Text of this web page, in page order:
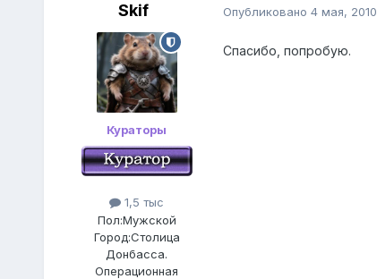
Skif
Кураторы
1,5 тыс
Пол:Мужской
Город:Столица
Донбасса.
Операционная
Опубликовано 4 мая, 2010
Спасибо, попробую.